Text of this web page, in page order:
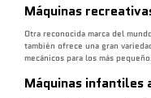
Máquinas
Otra reconocida marca del
también ofrece una gran
mecánicos para los más
Máquinas infantiles